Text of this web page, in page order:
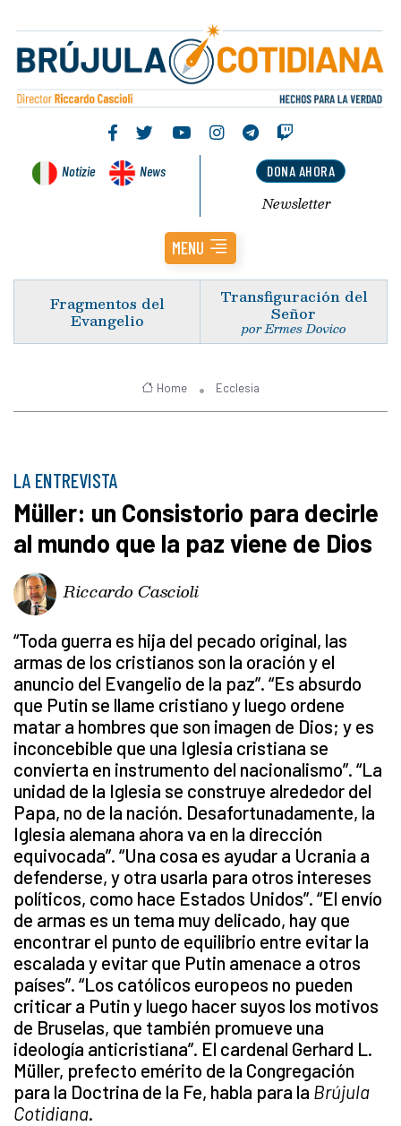
Notizie News DONA AHORA
Newsletter
MENU
Fragmentos del
Evangelio
Transfiguración del
Señor
por Ermes Dovico
Home Ecclesia
LA ENTREVISTA
Müller: un Consistorio para decirle
al mundo que la paz viene de Dios
Riccardo Cascioli
“Toda guerra es hija del pecado original, las
armas de los cristianos son la oración y el
anuncio del Evangelio de la paz”. “Es absurdo
que Putin se llame cristiano y luego ordene
matar a hombres que son imagen de Dios; y es
inconcebible que una Iglesia cristiana se
convierta en instrumento del nacionalismo”. “La
unidad de la Iglesia se construye alrededor del
Papa, no de la nación. Desafortunadamente, la
Iglesia alemana ahora va en la dirección
equivocada”. “Una cosa es ayudar a Ucrania a
defenderse, y otra usarla para otros intereses
políticos, como hace Estados Unidos”. “El envío
de armas es un tema muy delicado, hay que
encontrar el punto de equilibrio entre evitar la
escalada y evitar que Putin amenace a otros
países”. “Los católicos europeos no pueden
criticar a Putin y luego hacer suyos los motivos
de Bruselas, que también promueve una
ideología anticristiana”. El cardenal Gerhard L.
Müller, prefecto emérito de la Congregación
para la Doctrina de la Fe, habla para la Brújula
Cotidiana.